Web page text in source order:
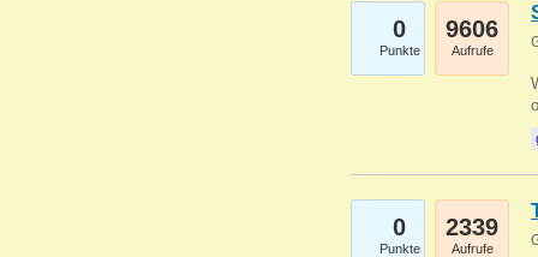
0
Punkte
9606
Aufrufe
0
Punkte
2339
Aufrufe